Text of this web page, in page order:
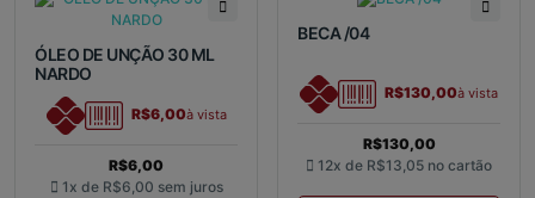
ÓLEO DE UNÇÃO 30 ML
NARDO
R$6,00à vista
R$6,00
1x de R$6,00 sem juros
BECA /04
R$130,00à vista
R$130,00
12x de R$13,05 no cartão